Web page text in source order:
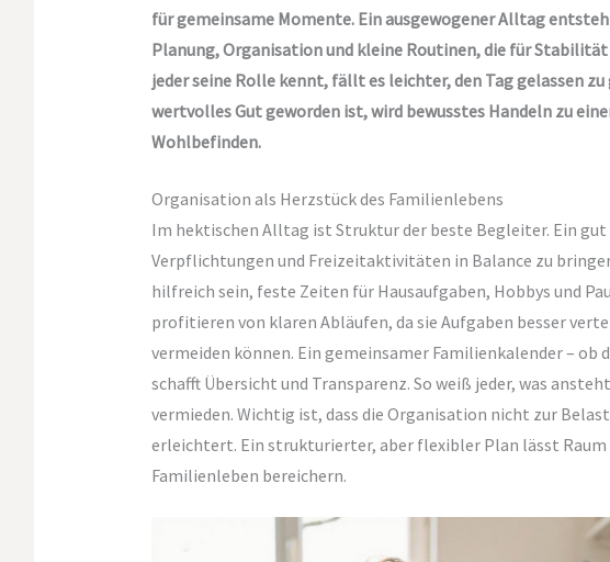
für gemeinsame Momente. Ein ausgewogener Alltag
Planung, Organisation und kleine Routinen, die für Stabilität
jeder seine Rolle kennt, fällt es leichter, den Tag gelassen
wertvolles Gut geworden ist, wird bewusstes Handeln zu
Wohlbefinden.
Organisation als Herzstück des Familienlebens
Im hektischen Alltag ist Struktur der beste Begleiter. Ein
Verpflichtungen und Freizeitaktivitäten in Balance zu
hilfreich sein, feste Zeiten für Hausaufgaben, Hobbys und
profitieren von klaren Abläufen, da sie Aufgaben besser
vermeiden können. Ein gemeinsamer Familienkalender – ob
schafft Übersicht und Transparenz. So weiß jeder, was
vermieden. Wichtig ist, dass die Organisation nicht zur
erleichtert. Ein strukturierter, aber flexibler Plan lässt Raum
Familienleben bereichern.